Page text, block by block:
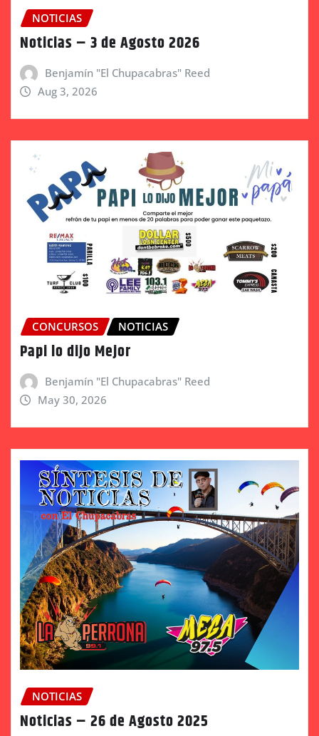
NOTICIAS
Noticias – 3 de Agosto 2026
Benjamín "El Chupacabras" Reed
Aug 3, 2026
CONCURSOS NOTICIAS
Papi lo dijo Mejor
Benjamín "El Chupacabras" Reed
May 30, 2026
NOTICIAS
Noticias – 26 de Agosto 2025